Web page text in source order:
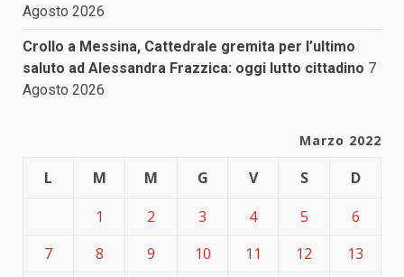
Agosto 2026
Crollo a Messina, Cattedrale gremita per l’ultimo
saluto ad Alessandra Frazzica: oggi lutto cittadino 7
Agosto 2026
Marzo 2022
L M M G V S
D
1
2 3 4 5
6
7
8 9 10 11 12
13